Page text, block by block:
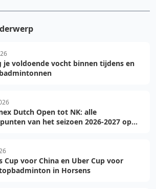
je voldoende vocht binnen tijdens en
Dutch Open tot NK: alle
van het seizoen 2026-2027 op
Cup voor China en Uber Cup voor
in Horsens